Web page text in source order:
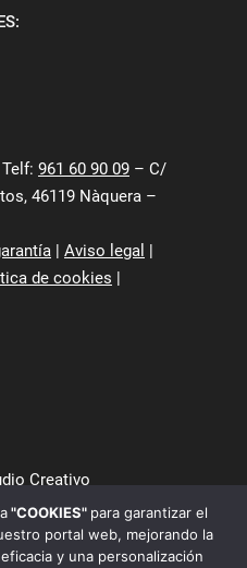
961 60 90 09 – C/
46119 Nàquera –
| Aviso legal |
de cookies |
Creativo
"COOKIES" para garantizar el
portal web, mejorando la
y una personalización